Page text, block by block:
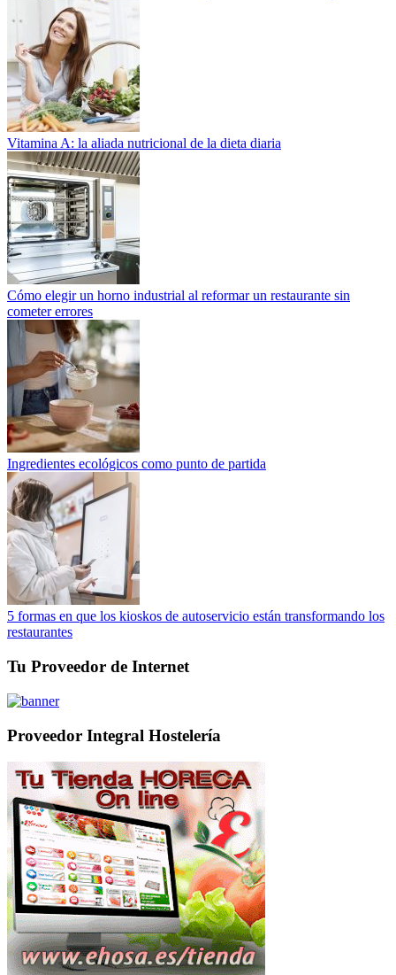
Vitamina A: la aliada nutricional de la dieta diaria
Cómo elegir un horno industrial al reformar un restaurante sin
cometer errores
Ingredientes ecológicos como punto de partida
5 formas en que los kioskos de autoservicio están transformando los
restaurantes
Tu Proveedor de Internet
Proveedor Integral Hostelería